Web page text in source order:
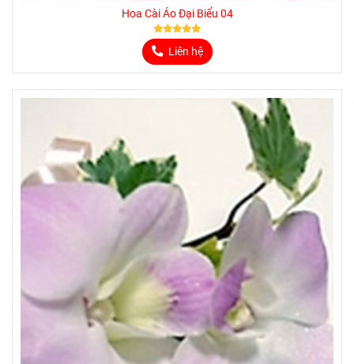
Hoa Cài Áo Đại Biểu 04
Liên hệ